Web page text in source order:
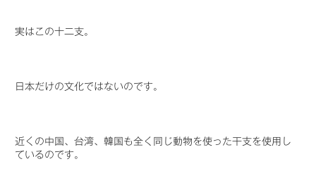
実はこの十二支。
日本だけの文化ではないのです。
近くの中国、台湾、韓国も全く同じ動物を使った干支を使用し
ているのです。